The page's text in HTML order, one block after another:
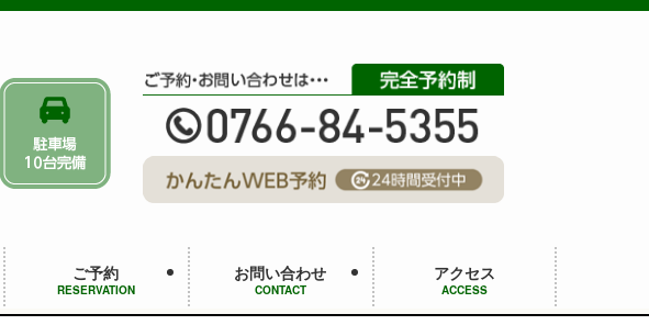
ご予約
RESERVATION
お問い合わせ
CONTACT
アクセス
ACCESS